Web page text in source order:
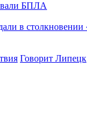
БПЛА
в
Говорит Липецк